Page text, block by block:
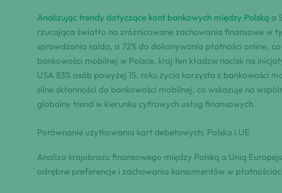
Analizując trendy dotyczące kont bankowych między Polską a
rzucająca światło na zróżnicowane zachowania finansowe w
sprawdzania salda, a 72% do dokonywania płatności online,
bankowości mobilnej w Polsce, kraj ten kładzie nacisk na
USA 83% osób powyżej 15. roku życia korzysta z bankowości
silne skłonności do bankowości mobilnej, co wskazuje na
globalny trend w kierunku cyfrowych usług finansowych.
Porównanie użytkowania kart debetowych: Polska i UE
Analiza krajobrazu finansowego między Polską a Unią
odrębne preferencje i zachowania konsumentów w